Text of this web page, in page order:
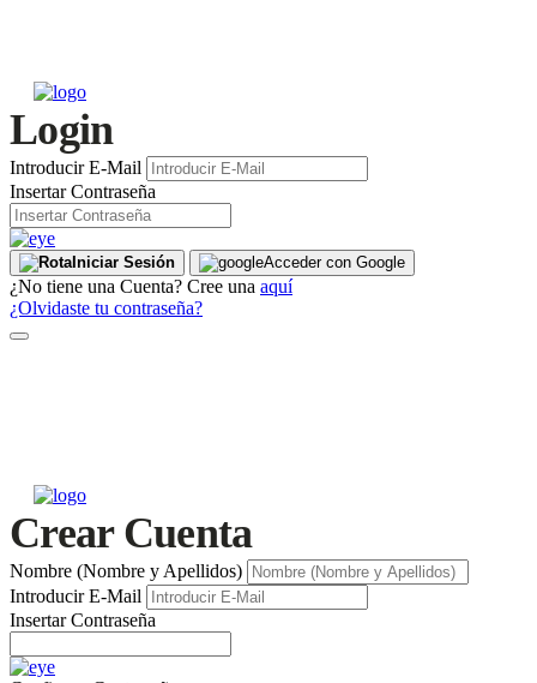
Login
Introducir E-Mail
Insertar Contraseña
Iniciar Sesión Acceder con Google
¿No tiene una Cuenta? Cree una aquí
¿Olvidaste tu contraseña?
Crear Cuenta
Nombre (Nombre y Apellidos)
Introducir E-Mail
Insertar Contraseña